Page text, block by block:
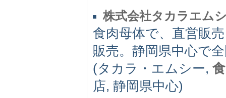
株式会社タカラエム
食肉母体で、直営販
販売。静岡県中心で
(タカラ・エムシー,
店, 静岡県中心)